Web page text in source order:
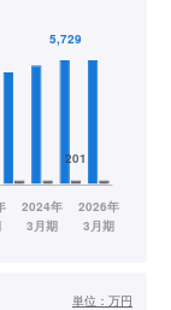
単位： 万円